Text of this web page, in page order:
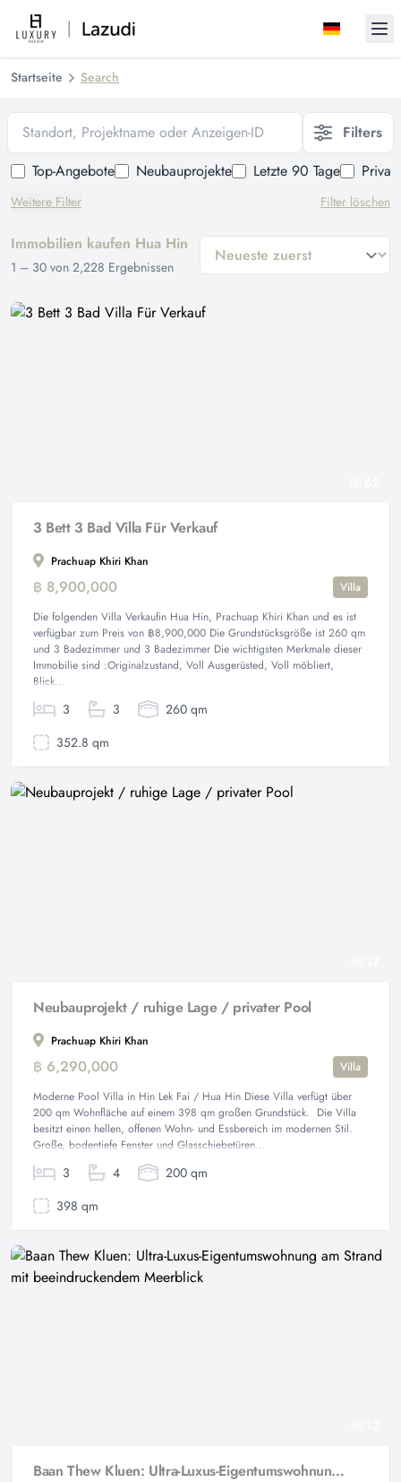
Startseite Search
Standort, Projektname oder Anzeigen-ID
Filters
Top-Angebote
Neubauprojekte Letzte 90 Tage
Weitere Filter Filter löschen
Immobilien kaufen Hua Hin
1 – 30 von 2,228 Ergebnissen
general.sort-by
3 Bett 3 Bad Villa Für Verkauf
Prachuap Khiri Khan
฿ 8,900,000
Villa
Die folgenden Villa Verkaufin Hua Hin, Prachuap Khiri Khan und es ist
verfügbar zum Preis von ฿8,900,000 Die Grundstücksgröße ist 260 qm
und 3 Badezimmer und 3 Badezimmer Die wichtigsten Merkmale dieser
Immobilie sind :Originalzustand, Voll Ausgerüsted, Voll möbliert,
Blick...
3 3
260 qm
352.8 qm
Neubauprojekt / ruhige Lage / privater Pool
Prachuap Khiri Khan
฿ 6,290,000
Villa
Moderne Pool Villa in Hin Lek Fai / Hua Hin Diese Villa verfügt über
200 qm Wohnfläche auf einem 398 qm großen Grundstück. Die Villa
besitzt einen hellen, offenen Wohn- und Essbereich im modernen Stil.
Große, bodentiefe Fenster und Glasschiebetüren...
3 4
200 qm
398 qm
Baan Thew Kluen: Ultra-Luxus-Eigentumswohnung am Strand mit beeindruckendem Meerblick